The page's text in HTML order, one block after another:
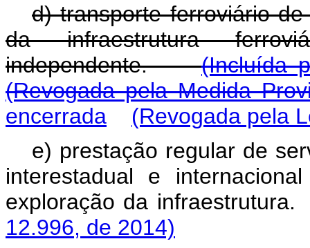
d) transporte ferroviário
da infraestrutura
independente.(Incluída
(Revogada pela Medida
encerrada
(Revogada pela
e) prestação regular de
interestadual e
exploração da
12.996, de 2014)